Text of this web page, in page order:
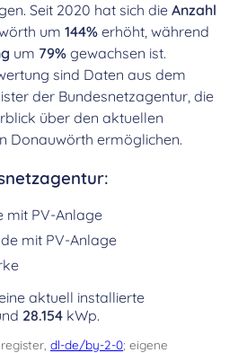
Seit 2020 hat sich die Anzahl
um 144% erhöht, während
um 79% gewachsen ist.
sind Daten aus dem
der Bundesnetzagentur, die
über den aktuellen
Donauwörth ermöglichen.
mit PV-Anlage
mit PV-Anlage
aktuell installierte
28.154 kWp.
dl-de/by-2-0; eigene